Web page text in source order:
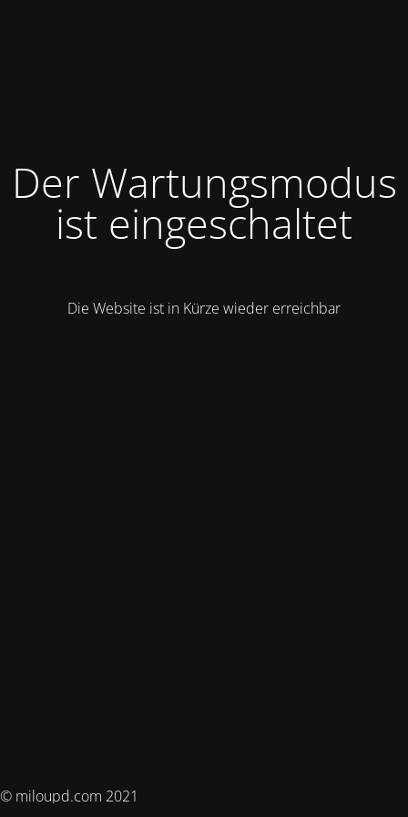
Der Wartungsmodus
ist eingeschaltet
Die Website ist in Kürze wieder erreichbar
© miloupd.com 2021